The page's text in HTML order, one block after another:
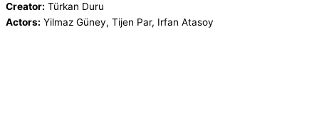
Creator: Türkan Duru
Actors: Yilmaz Güney, Tijen Par, Irfan Atasoy